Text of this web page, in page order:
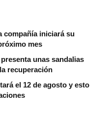
compañía iniciará su
mes
unas sandalias
recuperación
el 12 de agosto y esto